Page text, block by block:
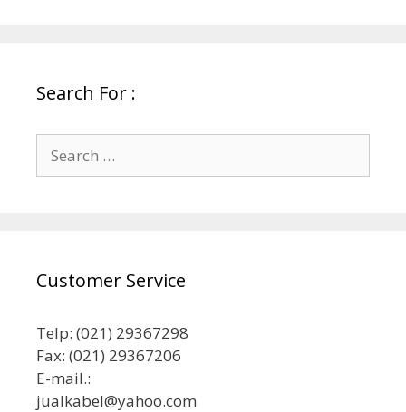
Search For :
for:
Customer Service
Telp: (021) 29367298
Fax: (021) 29367206
E-mail.:
jualkabel@yahoo.com